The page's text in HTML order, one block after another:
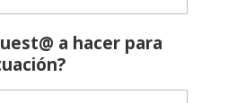
a hacer para